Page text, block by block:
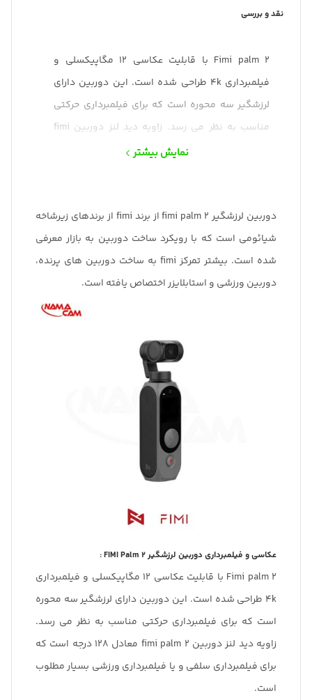
نقد و بررسی
Fimi palm 2 با قابلیت عکاسی 12 مگاپیکسلی و
فیلمبرداری 4k طراحی شده است. این دوربین دارای
لرزشگیر سه محوره است که برای فیلمبرداری حرکتی
مناسب به نظر می رسد. زاویه دید لنز دوربین fimi
palm 2 معادل 128 درجه است که برای فیلمبرداری
نمایش بیشتر
دوربین لرزشگیر fimi palm 2 از برند fimi از برندهای زیرشاخه
شیائومی است که با رویکرد ساخت دوربین به بازار معرفی
شده است. بیشتر تمرکز fimi به ساخت دوربین های پرنده،
دوربین ورزشی و استابلایزر اختصاص یافته است.
عکاسی و فیلمبرداری دوربین لرزشگیر FIMI Palm 2 :
Fimi palm 2 با قابلیت عکاسی 12 مگاپیکسلی و فیلمبرداری
4k طراحی شده است. این دوربین دارای لرزشگیر سه محوره
است که برای فیلمبرداری حرکتی مناسب به نظر می رسد.
زاویه دید لنز دوربین fimi palm 2 معادل 128 درجه است که
برای فیلمبرداری سلفی و یا فیلمبرداری ورزشی بسیار مطلوب
است.